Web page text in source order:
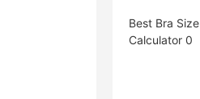
Best Bra Size
Calculator 0